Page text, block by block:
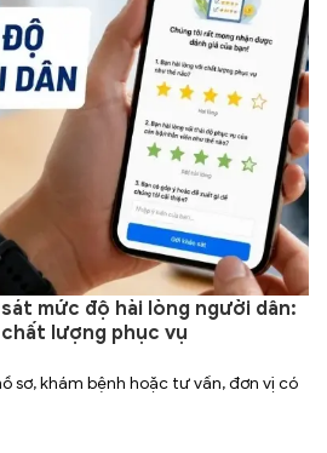
mức độ hài lòng người dân:
lượng phục vụ
sơ, khám bệnh hoặc tư vấn, đơn vị có